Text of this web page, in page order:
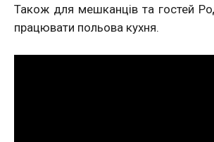
Також для мешканців та гостей
працювати польова кухня.